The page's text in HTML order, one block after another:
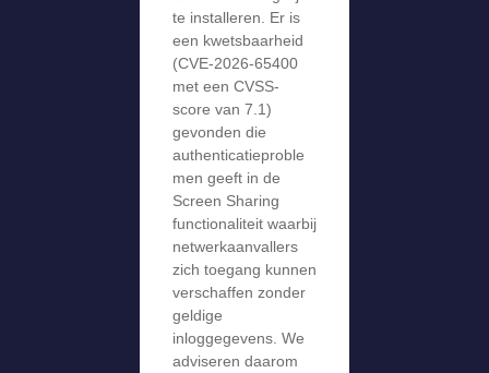
te installeren. Er is
een kwetsbaarheid
(CVE-2026-65400
met een CVSS-
score van 7.1)
gevonden die
authenticatieproble
men geeft in de
Screen Sharing
functionaliteit waarbij
netwerkaanvallers
zich toegang kunnen
verschaffen zonder
geldige
inloggegevens. We
adviseren daarom